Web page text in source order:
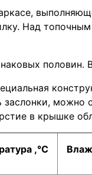
Над
можно
в крышке
,°С